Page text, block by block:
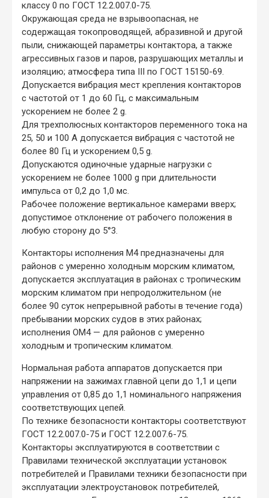
классу 0 по ГОСТ 12.2.007.0-75.
Окружающая среда не взрывоопасная, не
содержащая токопроводящей, абразивной и другой
пыли, снижающей параметры контактора, а также
агрессивных газов и паров, разрушающих металлы и
изоляцию; атмосфера типа III по ГОСТ 15150-69.
Допускается вибрация мест крепления контакторов
с частотой от 1 до 60 Гц, с максимальным
ускорением не более 2 g.
Для трехполюсных контакторов переменного тока на
25, 50 и 100 А допускается вибрация с частотой не
более 80 Гц и ускорением 0,5 g.
Допускаются одиночные ударные нагрузки с
ускорением не более 1000 g при длительности
импульса от 0,2 до 1,0 мс.
Рабочее положение вертикальное камерами вверх;
допустимое отклонение от рабочего положения в
любую сторону до 5°3.
Контакторы исполнения М4 предназначены для
районов с умеренно холодным морским климатом,
допускается эксплуатация в районах с тропическим
морским климатом при непродолжительном (не
более 90 суток непрерывной работы в течение года)
пребывании морских судов в этих районах;
исполнения ОМ4 — для районов с умеренно
холодным и тропическим климатом.
Нормальная работа аппаратов допускается при
напряжении на зажимах главной цепи до 1,1 и цепи
управления от 0,85 до 1,1 номинального напряжения
соответствующих цепей.
По технике безопасности контакторы соответствуют
ГОСТ 12.2.007.0-75 и ГОСТ 12.2.007.6-75.
Контакторы эксплуатируются в соответствии с
Правилами технической эксплуатации установок
потребителей и Правилами техники безопасности при
эксплуатации электроустановок потребителей,